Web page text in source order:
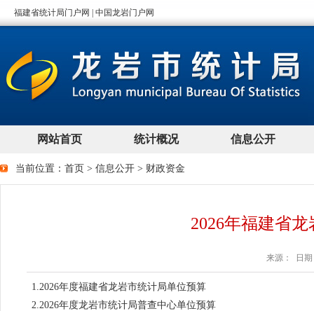
当前位置： 首页 > 信息公开 > 财政资金
2026年福建省
来源： 日期
1.2026年度福建省龙岩市统计局单位预算
2.2026年度龙岩市统计局普查中心单位预算